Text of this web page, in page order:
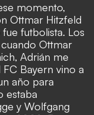
momento,
Ottmar Hitzfeld
futbolista. Los
Ottmar
Adrián me
Bayern vino a
año para
estaba
y Wolfgang